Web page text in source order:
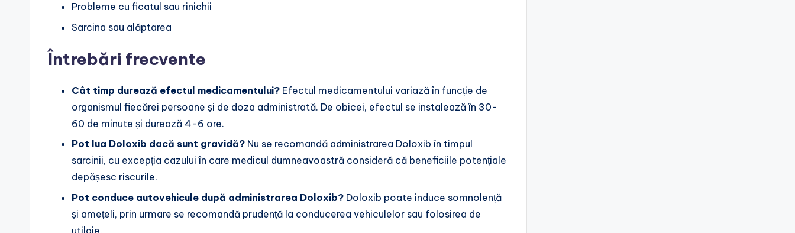
Probleme cu ficatul sau rinichii
Sarcina sau alăptarea
Întrebări frecvente
Cât timp durează efectul medicamentului? Efectul medicamentului variază în funcție de
organismul fiecărei persoane și de doza administrată. De obicei, efectul se instalează în 30-
60 de minute și durează 4-6 ore.
Pot lua Doloxib dacă sunt gravidă? Nu se recomandă administrarea Doloxib în timpul
sarcinii, cu excepția cazului în care medicul dumneavoastră consideră că beneficiile potențiale
depășesc riscurile.
Pot conduce autovehicule după administrarea Doloxib? Doloxib poate induce somnolență
și amețeli, prin urmare se recomandă prudență la conducerea vehiculelor sau folosirea de
utilaje.